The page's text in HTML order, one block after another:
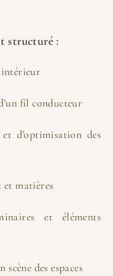
structuré :
fil conducteur
et d’optimisation des
et matières
et éléments
des espaces